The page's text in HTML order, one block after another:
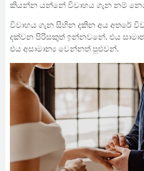
කියන්න යන්නේ විවාහය ගැන නම්
විවාහය ගැන සිහින දකින අය අතරේ
දක්වන පිරිසකුත් ඉන්නවනේ. එය
එය අසාමාන්‍ය වෙන්නත් පුළුවන්.